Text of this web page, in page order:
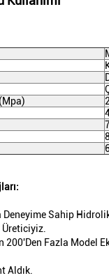
Deneyime Sahip
Üreticiyiz.
200'den Fazla Model
Aldık.